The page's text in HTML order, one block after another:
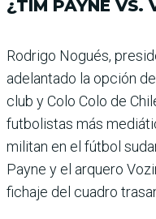
¿TIM PAYNE VS.
Rodrigo Nogués,
adelantado la opción
club y Colo Colo de
futbolistas más
militan en el fútbol
Payne y el arquero
fichaje del cuadro